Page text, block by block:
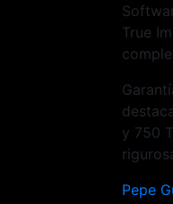
True
y 750
Pepe